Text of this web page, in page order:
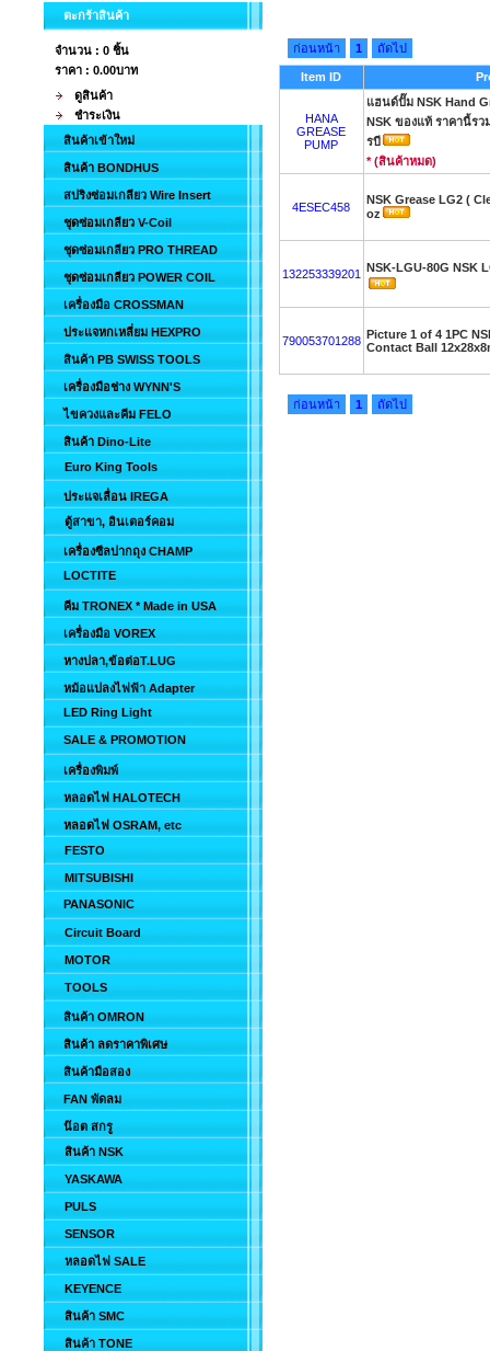
ตะกร้าสินค้า
จำนวน : 0 ชิ้น
ราคา : 0.00บาท
ดูสินค้า
ชำระเงิน
สินค้าเข้าใหม่
สินค้า BONDHUS
สปริงซ่อมเกลียว Wire Insert
ชุดซ่อมเกลียว V-Coil
ชุดซ่อมเกลียว PRO THREAD
ชุดซ่อมเกลียว POWER COIL
เครื่องมือ CROSSMAN
ประแจหกเหลี่ยม HEXPRO
สินค้า PB SWISS TOOLS
เครื่องมือช่าง WYNN'S
ไขควงและคีม FELO
สินค้า Dino-Lite
Euro King Tools
ประแจเลื่อน IREGA
ตู้สาขา, อินเตอร์คอม
เครื่องซีลปากถุง CHAMP
LOCTITE
คีม TRONEX * Made in USA
เครื่องมือ VOREX
หางปลา,ข้อต่อT.LUG
หม้อแปลงไฟฟ้า Adapter
LED Ring Light
SALE & PROMOTION
เครื่องพิมพ์
หลอดไฟ HALOTECH
หลอดไฟ OSRAM, etc
FESTO
MITSUBISHI
PANASONIC
Circuit Board
MOTOR
TOOLS
สินค้า OMRON
สินค้า ลดราคาพิเศษ
สินค้ามือสอง
FAN พัดลม
น๊อต สกรู
สินค้า NSK
YASKAWA
PULS
SENSOR
หลอดไฟ SALE
KEYENCE
สินค้า SMC
สินค้า TONE
ก่อนหน้า 1 ถัดไป
Item ID
HANA
GREASE
PUMP
แฮนด์ปั๊ม NSK Hand
NSK ของแท้ ราคานี้รว
รบี
* (สินค้าหมด)
4ESEC458
NSK Grease LG2 (
oz
132253339201 NSK-LGU-80G NSK
790053701288 Picture 1 of 4 1PC
Contact Ball
ก่อนหน้า 1 ถัดไป